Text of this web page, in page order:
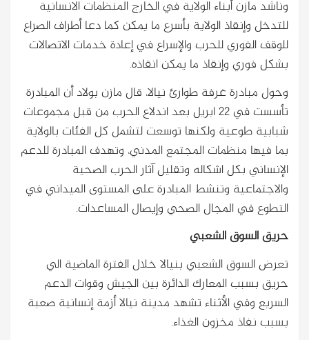
وناشد مازن أبناء الولاية في الخارج المنظمات الانسانية
للتدخل وإنقاذ الولاية بأسرع ما يمكن كما دعا أطراف الصراع
للوقف الفوري للحرب والإسراع في إعادة خدمات الاتصالات
بشكل فوري وإنقاذ ما يمكن انقاذه.
وحول مبادرة غرفة طوارئ نيالا، قال مازن بولاد أن المبادرة
تأسست في 22 ابريل بعد اندلاع الحرب من قبل مجموعات
شبابية طوعية ولكنها توسعت لتشمل كل الفئات بالولاية
بما فيها منظمات المجتمع المدني، وتهدف المبادرة للدعم
الإنساني بكل اشكاله وتقليل آثار الحرب الصحية
والاجتماعية وتنشط المبادرة على المستوى الميداني في
التطوع في المجال الصحي وإيصال المساعدات.
حريق السوق الشعبي
تعرض السوق الشعبي بنيالا خلال الفترة الماضية الي
حريق بسبب المعارك الدائرة بين الجيش وقوات الدعم
السريع وفي الأثناء تشهد مدينة نيالا أزمة إنسانية صعبة
بسبب نفاذ مخزون الغذاء.